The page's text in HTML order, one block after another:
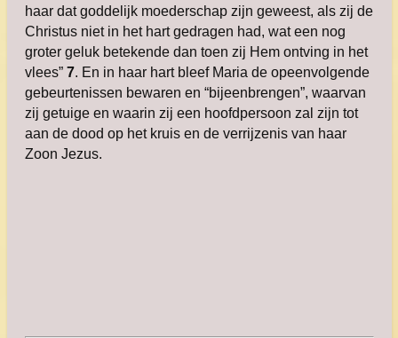
haar dat goddelijk moederschap zijn geweest, als zij de
Christus niet in het hart gedragen had, wat een nog
groter geluk betekende dan toen zij Hem ontving in het
vlees” 7. En in haar hart bleef Maria de opeenvolgende
gebeurtenissen bewaren en “bijeenbrengen”, waarvan
zij getuige en waarin zij een hoofdpersoon zal zijn tot
aan de dood op het kruis en de verrijzenis van haar
Zoon Jezus.